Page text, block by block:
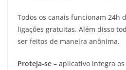
Todos os canais funcionam 24h
ligações gratuitas. Além disso
ser feitos de maneira anônima.
Proteja-se – aplicativo integra